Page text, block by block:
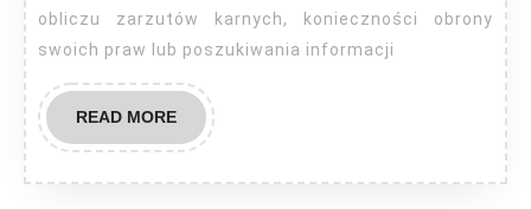
obliczu zarzutów karnych, konieczności obrony
swoich praw lub poszukiwania informacji
READ MOREREAD
MORE